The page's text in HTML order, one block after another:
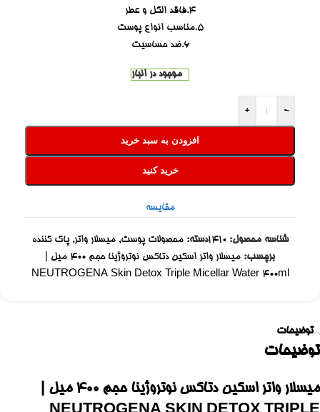
4.فاقد الکل و عطر
5.مناسب انواع پوست
6.ضد حساسیت
موجود در انبار
-
+
افزودن به سبد خرید
خرید کنید
مقایسه
شناسه محصول:1410دسته: محصولات پوست, میسلار واتر, پاک کننده
برچسب:
میسلار واتر اسکین دتاکس نوتروژینا حجم ۴۰۰ میل |
NEUTROGENA Skin Detox Triple Micellar Water 400ml
توضیحات
توضیحات
میسلار واتر اسکین دتاکس نوتروژینا حجم ۴۰۰ میل |